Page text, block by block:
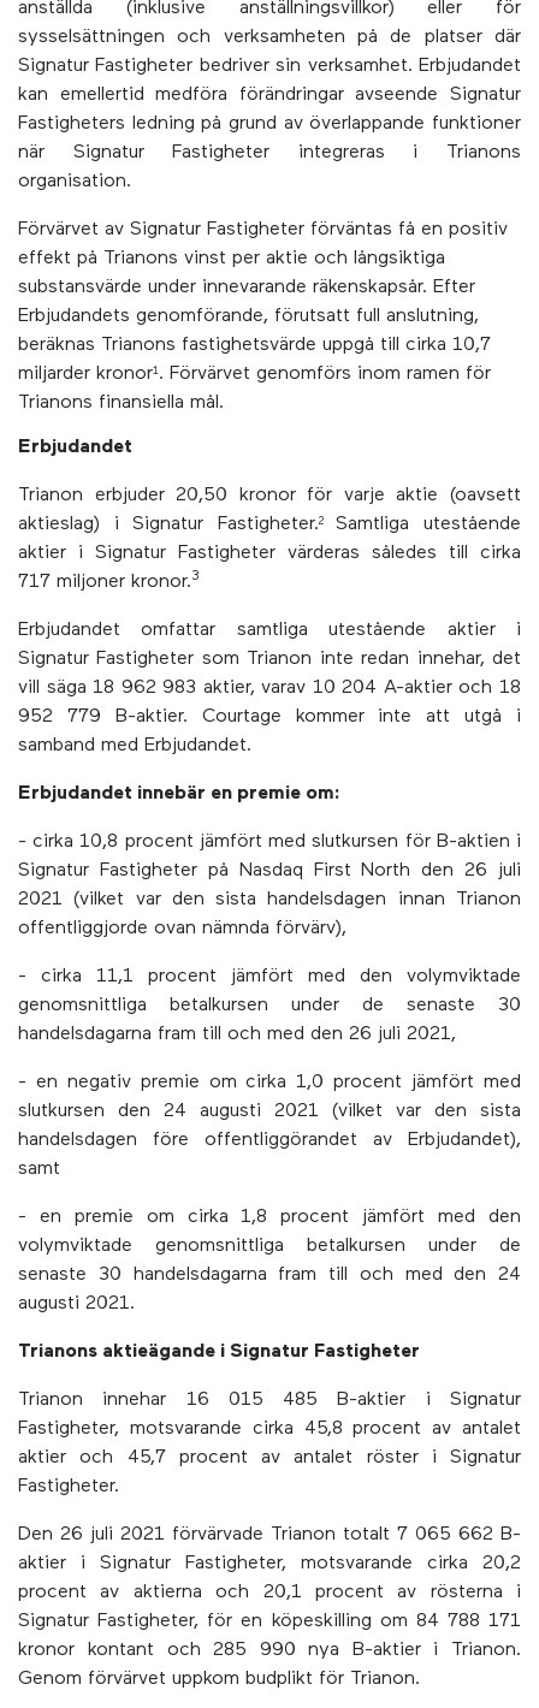
anställda (inklusive anställningsvillkor) eller för
sysselsättningen och verksamheten på de platser där
Signatur Fastigheter bedriver sin verksamhet. Erbjudandet
kan emellertid medföra förändringar avseende Signatur
Fastigheters ledning på grund av överlappande funktioner
när Signatur Fastigheter integreras i Trianons
organisation.
Förvärvet av Signatur Fastigheter förväntas få en positiv
effekt på Trianons vinst per aktie och långsiktiga
substansvärde under innevarande räkenskapsår. Efter
Erbjudandets genomförande, förutsatt full anslutning,
beräknas Trianons fastighetsvärde uppgå till cirka 10,7
miljarder kronor1 . Förvärvet genomförs inom ramen för
Trianons finansiella mål.
Erbjudandet
Trianon erbjuder 20,50 kronor för varje aktie (oavsett
aktieslag) i Signatur Fastigheter.2
Samtliga utestående
aktier i Signatur Fastigheter värderas således till cirka
717 miljoner kronor.3
Erbjudandet omfattar samtliga utestående aktier i
Signatur Fastigheter som Trianon inte redan innehar, det
vill säga 18 962 983 aktier, varav 10 204 A-aktier och 18
952 779 B-aktier. Courtage kommer inte att utgå i
samband med Erbjudandet.
Erbjudandet innebär en premie om:
- cirka 10,8 procent jämfört med slutkursen för B-aktien i
Signatur Fastigheter på Nasdaq First North den 26 juli
2021 (vilket var den sista handelsdagen innan Trianon
offentliggjorde ovan nämnda förvärv),
- cirka 11,1 procent jämfört med den volymviktade
genomsnittliga betalkursen under de senaste 30
handelsdagarna fram till och med den 26 juli 2021,
- en negativ premie om cirka 1,0 procent jämfört med
slutkursen den 24 augusti 2021 (vilket var den sista
handelsdagen före offentliggörandet av Erbjudandet),
samt
- en premie om cirka 1,8 procent jämfört med den
volymviktade genomsnittliga betalkursen under de
senaste 30 handelsdagarna fram till och med den 24
augusti 2021.
Trianons aktieägande i Signatur Fastigheter
Trianon innehar 16 015 485 B-aktier i Signatur
Fastigheter, motsvarande cirka 45,8 procent av antalet
aktier och 45,7 procent av antalet röster i Signatur
Fastigheter.
Den 26 juli 2021 förvärvade Trianon totalt 7 065 662 B-
aktier i Signatur Fastigheter, motsvarande cirka 20,2
procent av aktierna och 20,1 procent av rösterna i
Signatur Fastigheter, för en köpeskilling om 84 788 171
kronor kontant och 285 990
nya B-aktier i Trianon.
Genom förvärvet uppkom budplikt för Trianon.